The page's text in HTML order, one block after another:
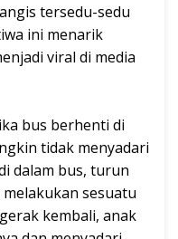
tersedu-sedu
ini menarik
viral di media
bus berhenti di
tidak menyadari
dalam bus, turun
sesuatu
kembali, anak